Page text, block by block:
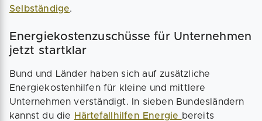
Selbständige.
Energiekostenzuschüsse für Unternehmen
jetzt startklar
Bund und Länder haben sich auf zusätzliche
Energiekostenhilfen für kleine und mittlere
Unternehmen verständigt. In sieben Bundesländern
kannst du die Härtefallhilfen Energie bereits